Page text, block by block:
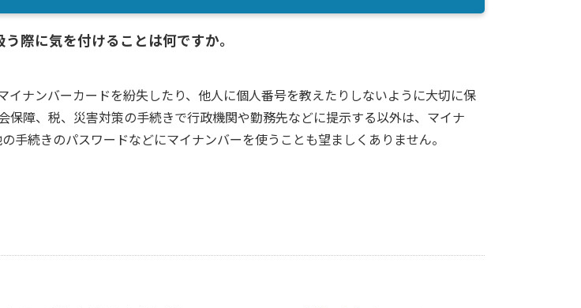
際に気を付けることは何ですか。
ナンバーカードを紛失したり、他人に個人番号を教えたりしないように大切に保
保障、税、災害対策の手続きで行政機関や勤務先などに提示する以外は、マイナ
手続きのパスワードなどにマイナンバーを使うことも望ましくありません。